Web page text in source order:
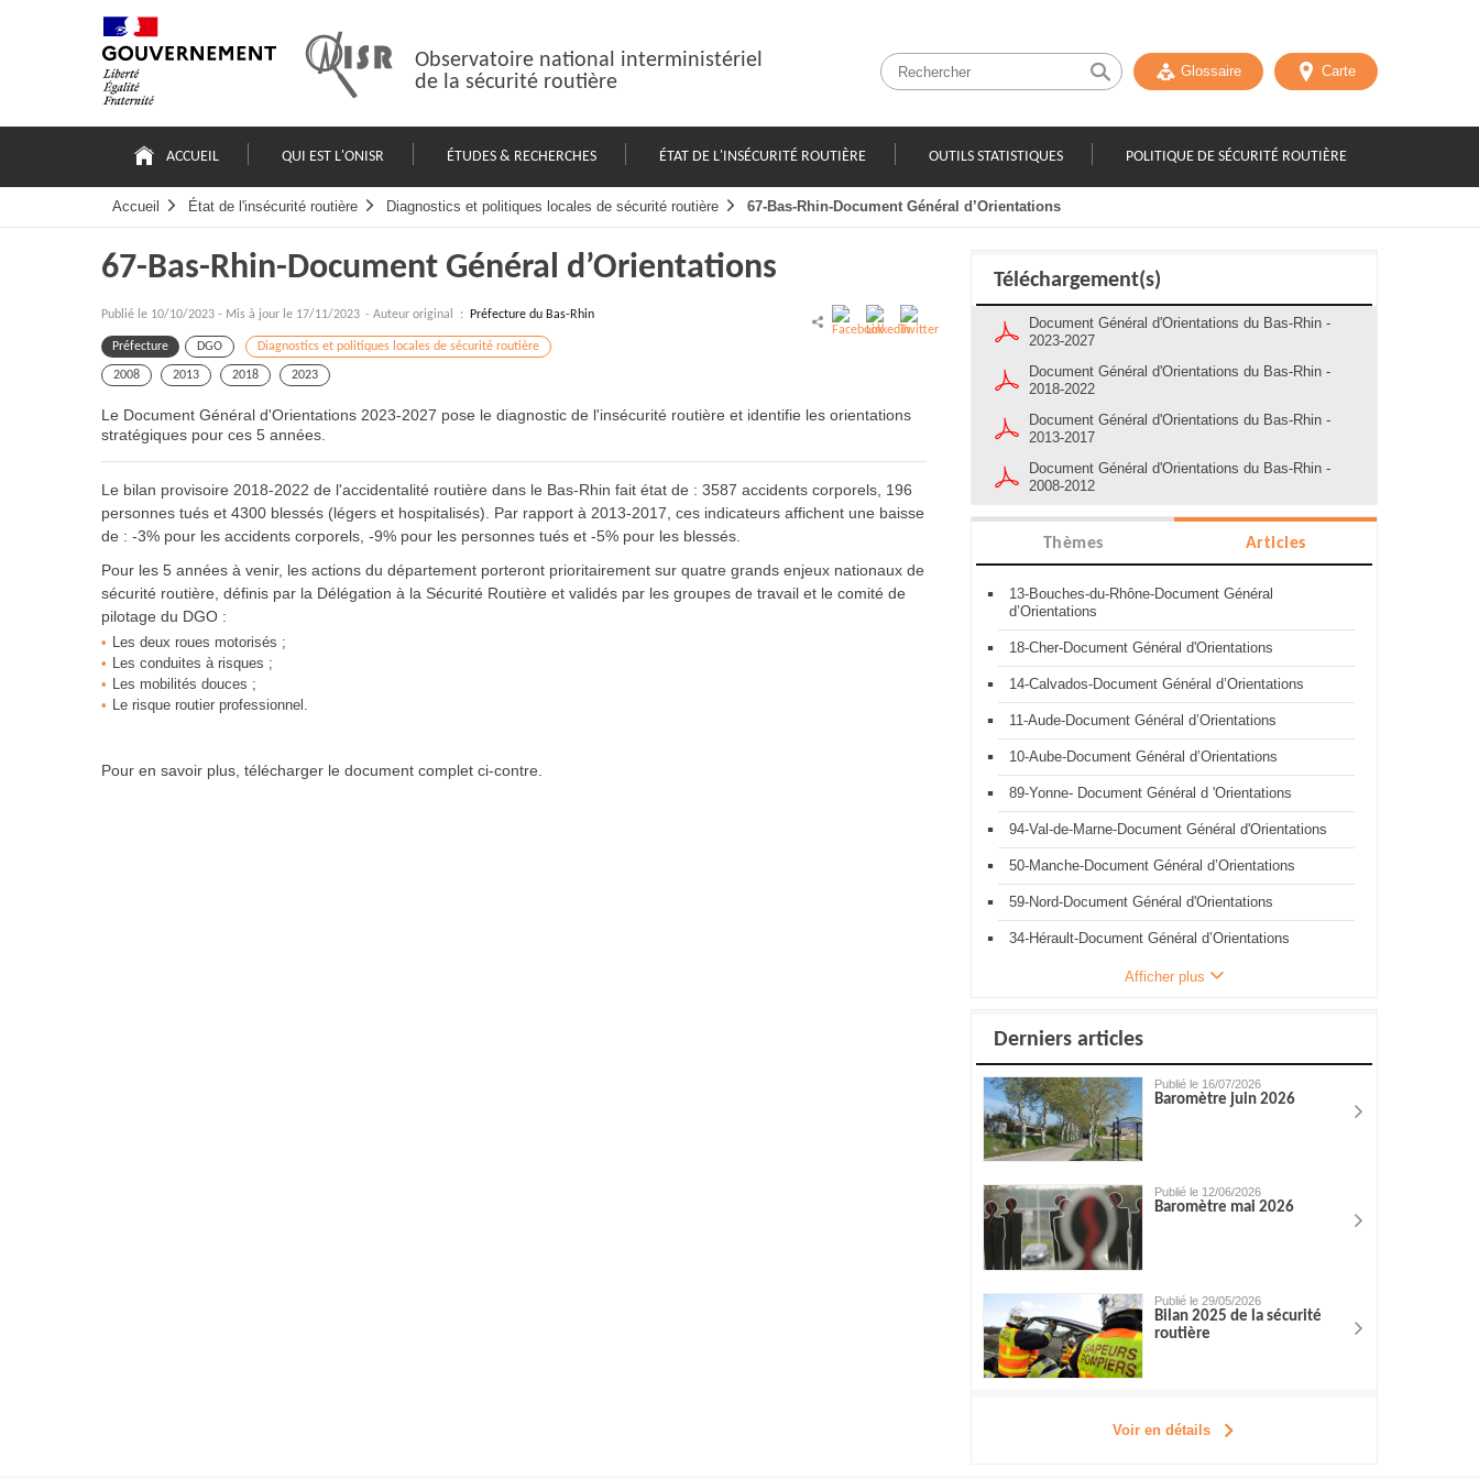
Observatoire national interministériel
de la sécurité routière
Glossaire Carte
principale
ACCUEIL QUI EST L'ONISR ÉTUDES & RECHERCHES ÉTAT DE L'INSÉCURITÉ ROUTIÈRE OUTILS STATISTIQUES POLITIQUE DE SÉCURITÉ ROUTIÈRE
Accueil État de l'insécurité routière Diagnostics et politiques locales de sécurité routière 67-Bas-Rhin-Document Général d’Orientations
67-Bas-Rhin-Document Général d’Orientations
Publié le 10/10/2023 - Mis à jour le 17/11/2023 - Auteur original : Préfecture du Bas-Rhin
Préfecture DGO Diagnostics et politiques locales de sécurité routière
2008 2013 2018 2023
Le Document Général d'Orientations 2023-2027 pose le diagnostic de l'insécurité routière et identifie les orientations
stratégiques pour ces 5 années.
Le bilan provisoire 2018-2022 de l'accidentalité routière dans le Bas-Rhin fait état de : 3587 accidents corporels, 196
personnes tués et 4300 blessés (légers et hospitalisés). Par rapport à 2013-2017, ces indicateurs affichent une baisse
de : -3% pour les accidents corporels, -9% pour les personnes tués et -5% pour les blessés.
Pour les 5 années à venir, les actions du département porteront prioritairement sur quatre grands enjeux nationaux de
sécurité routière, définis par la Délégation à la Sécurité Routière et validés par les groupes de travail et le comité de
pilotage du DGO :
Les deux roues motorisés ;
Les conduites à risques ;
Les mobilités douces ;
Le risque routier professionnel.
Pour en savoir plus, télécharger le document complet ci-contre.
Téléchargement(s)
Document Général d'Orientations du Bas-Rhin -
2023-2027
Document Général d'Orientations du Bas-Rhin -
2018-2022
Document Général d'Orientations du Bas-Rhin -
2013-2017
Document Général d'Orientations du Bas-Rhin -
2008-2012
Thèmes Articles
13-Bouches-du-Rhône-Document Général
d’Orientations
18-Cher-Document Général d'Orientations
14-Calvados-Document Général d’Orientations
11-Aude-Document Général d’Orientations
10-Aube-Document Général d’Orientations
89-Yonne- Document Général d 'Orientations
94-Val-de-Marne-Document Général d'Orientations
50-Manche-Document Général d’Orientations
59-Nord-Document Général d'Orientations
34-Hérault-Document Général d’Orientations
Afficher plus
Derniers articles
Publié le 16/07/2026
Baromètre juin 2026
Publié le 12/06/2026
Baromètre mai 2026
Publié le 29/05/2026
Bilan 2025 de la sécurité
routière
Voir en détails